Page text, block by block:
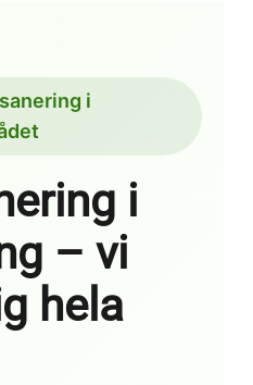
i
i
– vi
hela